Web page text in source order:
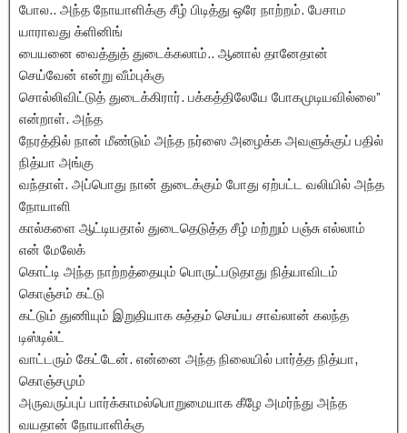
போல.. அந்த நோயாளிக்கு சீழ் பிடித்து ஒரே நாற்றம். பேசாம
யாராவது க்ளினிங்
பையனை வைத்துத் துடைக்கலாம்.. ஆனால் தானேதான்
செய்வேன் என்று வீம்புக்கு
சொல்லிவிட்டுத் துடைக்கிரார். பக்கத்திலேயே போகமுடியவில்லை”
என்றாள். அந்த
நேரத்தில் நான் மீண்டும் அந்த நர்ஸை அழைக்க அவளுக்குப் பதில்
நித்யா அங்கு
வந்தாள். அப்பொது நான் துடைக்கும் போது ஏற்பட்ட வலியில் அந்த
நோயாளி
கால்களை ஆட்டியதால் துடைதெடுத்த சீழ் மற்றும் பஞ்சு எல்லாம்
என் மேலேக்
கொட்டி அந்த நாற்றத்தையும் பொருட்படுதாது நித்யாவிடம்
கொஞ்சம் கட்டு
கட்டும் துணியும் இறுதியாக சுத்தம் செய்ய சாவ்லான் கலந்த
டிஸ்டில்ட்
வாட்டரும் கேட்டேன். என்னை அந்த நிலையில் பார்த்த நித்யா,
கொஞ்சமும்
அருவருப்புப் பார்க்காமல்பொறுமையாக கீழே அமர்ந்து அந்த
வயதான் நோயாளிக்கு